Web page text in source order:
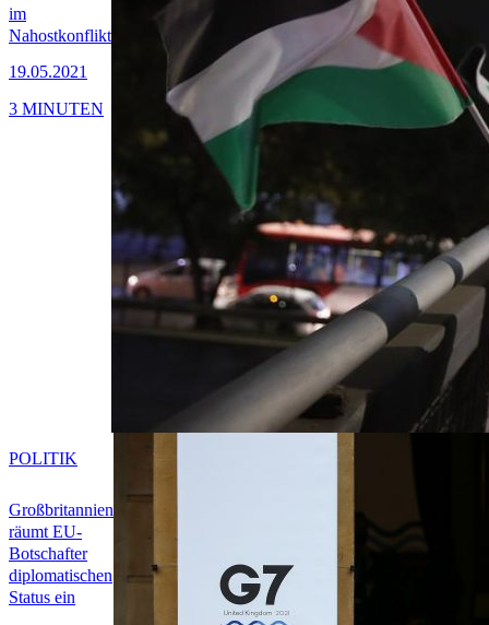
im
Nahostkonflikt
19.05.2021
3 MINUTEN
Großbritannien
räumt EU-
Botschafter
diplomatischen
Status ein
POLITIK